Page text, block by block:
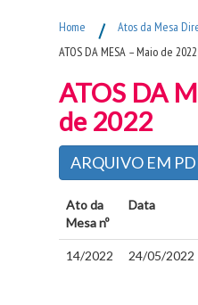
Home / Atos da Mesa
ATOS DA MESA – Maio de 2022
ATOS DA
de 2022
ARQUIVO EM
Ato da
Mesa nº
Data
14/2022 24/05/2022